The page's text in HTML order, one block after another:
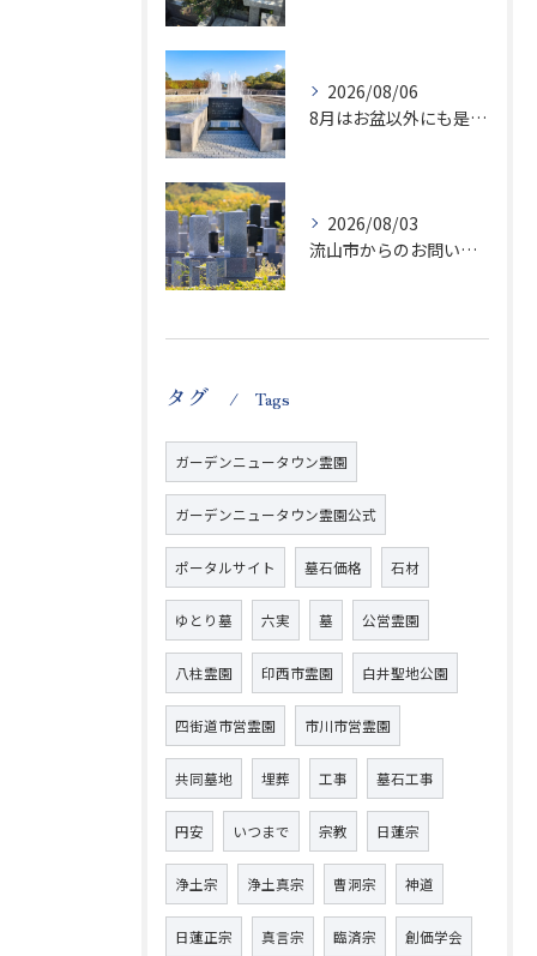
2026/08/06
8月はお盆以外にも是非ご供養の気持ちを！
2026/08/03
流山市からのお問い合わせが急増中です、かなり悪質な業者さんとお寺さんらしいです
タグ Tags
ガーデンニュータウン霊園
ガーデンニュータウン霊園公式
ポータルサイト 墓石価格 石材
ゆとり墓 六実 墓 公営霊園
八柱霊園 印西市霊園 白井聖地公園
四街道市営霊園 市川市営霊園
共同墓地 埋葬 工事 墓石工事
円安 いつまで 宗教 日蓮宗
浄土宗 浄土真宗 曹洞宗 神道
日蓮正宗 真言宗 臨済宗 創価学会